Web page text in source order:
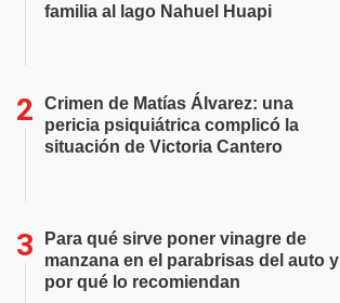
familia al lago Nahuel Huapi
Crimen de Matías Álvarez: una
pericia psiquiátrica complicó la
situación de Victoria Cantero
Para qué sirve poner vinagre de
manzana en el parabrisas del auto y
por qué lo recomiendan